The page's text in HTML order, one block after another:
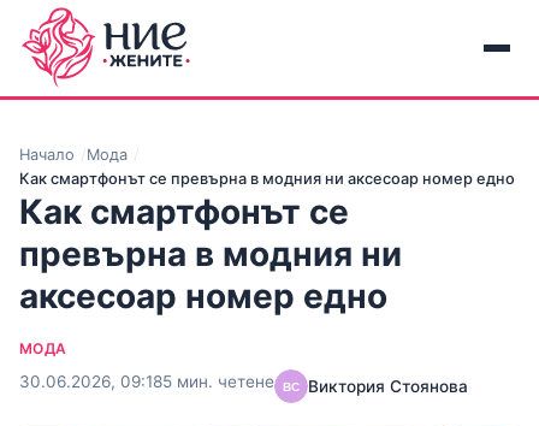
Начало
Мода
Как смартфонът се превърна в модния ни аксесоар номер едно
Как смартфонът се
превърна в модния ни
аксесоар номер едно
МОДА
30.06.2026, 09:185 мин. четене Виктория Стоянова